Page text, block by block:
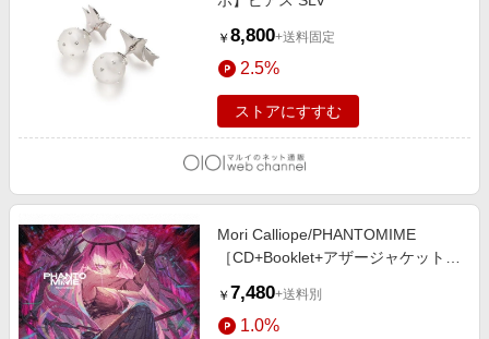
￥ 8,800+送料固定
2.5%
ストアにすすむ
Mori Calliope/PHANTOMIME
［CD+Booklet+アザージャケット3
初回限定盤＞[UPCH-29475]
￥ 7,480+送料別
1.0%